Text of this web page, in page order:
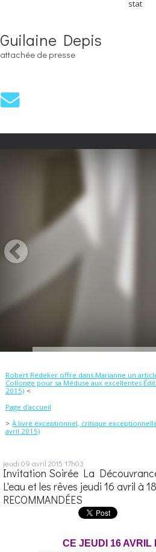
stat
Guilaine Depis
attachée de presse
Robert Redeker offre dans Marianne un
Collonge pour sa Méduse aux excellentes
2015)
Page d'accueil
À livre exceptionnel, critique
avril 2015)
jeudi 09 avril 2015 17h03
Invitation Soirée La
L'eau et les rêves jeudi 16 avril à
RECOMMANDÉES
CE JEUDI 16 AVRIL